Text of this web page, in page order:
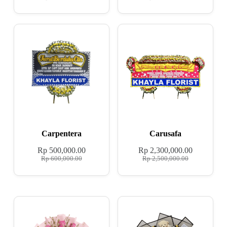
Carpentera
Rp600,000.00
Rp500,000.00
Carusafa
Rp2,500,000.00
Rp 2,300,000.00